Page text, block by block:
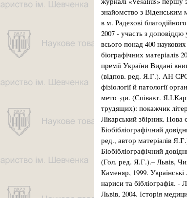
знайомство з Віденським
в м. Радехові
2007 - участь з доповіддю
всього понад 400
біографічних матеріалів
премії України Видані
(відпов. ред. Я.Г.). АН
фізіології й патології
мето¬ди. (Співавт.
трудящих): покажчик
Лікарський збірник. Нова
Біобібліографічний
ред., автор матеріалів
Біобібліографічний
(Гол. ред. Я.Г.).– Львів,
Каменяр, 1999. Українські
нариси та бібліографія. -
Львів, 2004. Історія